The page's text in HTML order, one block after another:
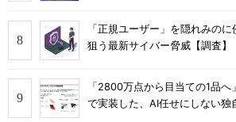
「正規ユーザー」を隠れみの
狙う最新サイバー脅威【調査】
「2800万点から目当ての1品
で実装した、AI任せにしない独